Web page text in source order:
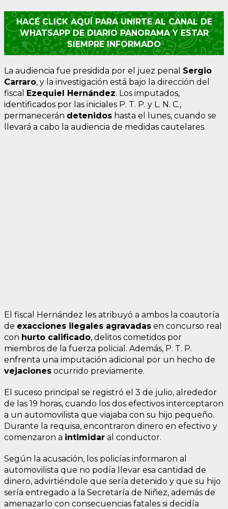
HACÉ CLICK AQUÍ PARA UNIRTE AL CANAL DE
WHATSAPP DE DIARIO PANORAMA Y ESTAR
SIEMPRE INFORMADO
La audiencia fue presidida por el juez penal Sergio
Carraro, y la investigación está bajo la dirección del
fiscal Ezequiel Hernández. Los imputados,
identificados por las iniciales P. T. P. y L. N. C.,
permanecerán detenidos hasta el lunes, cuando se
llevará a cabo la audiencia de medidas cautelares.
El fiscal Hernández les atribuyó a ambos la coautoría
de exacciones ilegales agravadas en concurso real
con hurto calificado, delitos cometidos por
miembros de la fuerza policial. Además, P. T. P.
enfrenta una imputación adicional por un hecho de
vejaciones ocurrido previamente.
El suceso principal se registró el 3 de julio, alrededor
de las 19 horas, cuando los dos efectivos interceptaron
a un automovilista que viajaba con su hijo pequeño.
Durante la requisa, encontraron dinero en efectivo y
comenzaron a intimidar al conductor.
Según la acusación, los policías informaron al
automovilista que no podía llevar esa cantidad de
dinero, advirtiéndole que sería detenido y que su hijo
sería entregado a la Secretaría de Niñez, además de
amenazarlo con consecuencias fatales si decidía